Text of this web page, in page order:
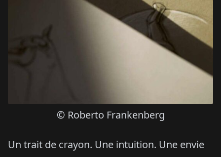
© Roberto Frankenberg
Un trait de crayon. Une intuition. Une envie